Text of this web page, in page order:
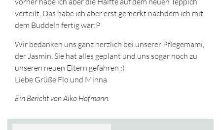
verteilt. Das habe ich aber erst gemerkt nachdem ich mit
dem Buddeln fertig war:P
Wir bedanken uns ganz herzlich bei unserer Pflegemami,
der Jasmin. Sie hat alles geplant und uns sogar noch zu
unseren neuen Eltern gefahren :)
Liebe Grüße Flo und Minna
Ein Bericht von Aiko Hofmann.